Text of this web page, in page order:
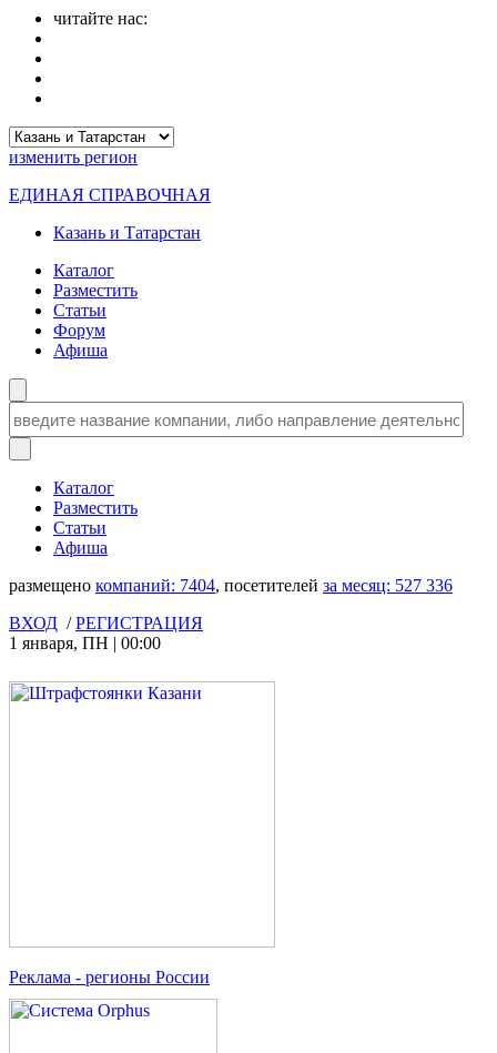
читайте нас:
изменить регион
ЕДИНАЯ СПРАВОЧНАЯ
Казань и Татарстан
Каталог
Разместить
Статьи
Форум
Афиша
Каталог
Разместить
Статьи
Афиша
размещено компаний: 7404, посетителей за месяц: 527 336
ВХОД /РЕГИСТРАЦИЯ
1 января, ПН | 00:00
Реклама - регионы России